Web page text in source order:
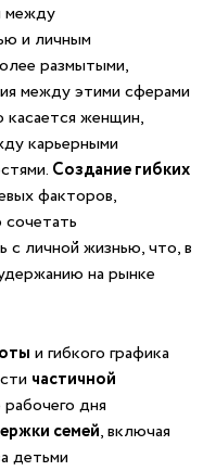
между
и личным
размытыми,
между этими сферами
женщин,
карьерными
Создание гибких
факторов,
с личной жизнью, что, в
на⁤ рынке
и гибкого⁢ графика
частичной
дня
семей, включая
детьми